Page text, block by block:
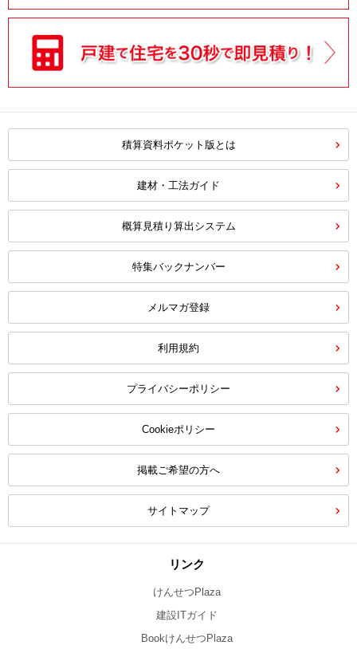
積算資料ポケット版とは
建材・工法ガイド
概算見積り算出システム
特集バックナンバー
メルマガ登録
利用規約
プライバシーポリシー
Cookieポリシー
掲載ご希望の方へ
サイトマップ
リンク
けんせつPlaza
建設ITガイド
BookけんせつPlaza